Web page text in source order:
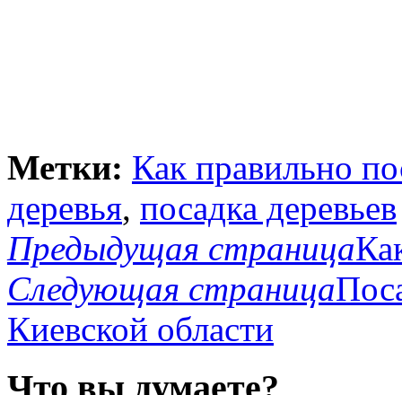
Метки: Как правильно
деревья, посадка деревьев
Предыдущая страница
Следующая страница
Киевской области